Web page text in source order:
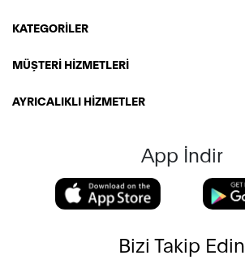
KATEGORİLER
MÜŞTERİ HİZMETLERİ
AYRICALIKLI HİZMETLER
App İndir
Bizi Takip Edin